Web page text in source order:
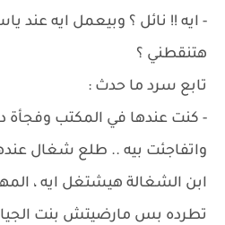
- ايه !! نائل ؟ وبيعمل ايه عند
هتنقطني ؟
تابع سرد ما حدث :
- كنت عندها في المكتب وفجأة
واتفاجئت بيه .. طلع شغال
ابن الشغالة هيشتغل ايه ،
تطرده بس مارضيتش بنت